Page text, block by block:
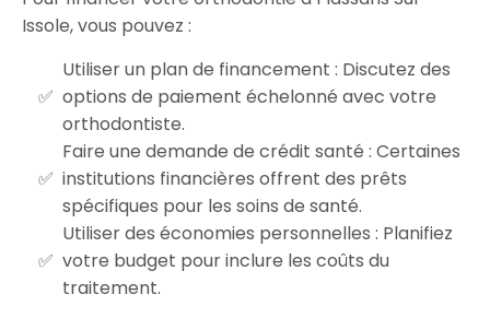
Issole, vous pouvez :
Utiliser un plan de financement : Discutez des
options de paiement échelonné avec votre
orthodontiste.
Faire une demande de crédit santé : Certaines
institutions financières offrent des prêts
spécifiques pour les soins de santé.
Utiliser des économies personnelles : Planifiez
votre budget pour inclure les coûts du
traitement.